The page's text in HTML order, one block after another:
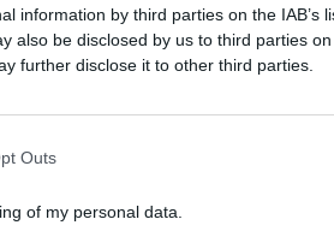
information by third parties on the IAB’s
also be disclosed by us to third parties
further disclose it to other third parties.
Outs
of my personal data.
D. Russello
potencialą